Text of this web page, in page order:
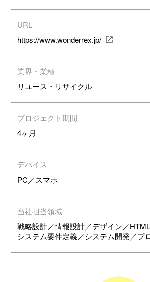
URL
https://www.wonderrex.jp/
業界・業種
リユース・リサイクル
プロジェクト期間
4ヶ月
デバイス
PC／スマホ
当社担当領域
戦略設計／情報設計／デザイン／
システム要件定義／システム開発／プ